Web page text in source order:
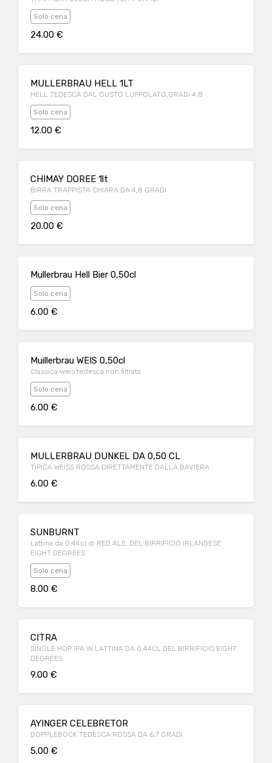
Solo cena
24.00 €
MULLERBRAU HELL 1LT
HELL TEDESCA DAL GUSTO LUPPOLATO,GRADI 4,8
Solo cena
12.00 €
CHIMAY DOREE 1lt
BIRRA TRAPPISTA CHIARA DA 4,8 GRADI
Solo cena
20.00 €
Mullerbrau Hell Bier 0,50cl
Solo cena
6.00 €
Muillerbrau WEIS 0,50cl
Classica weis tedesca non filtrata
Solo cena
6.00 €
MULLERBRAU DUNKEL DA 0,50 CL
TIPICA WEISS ROSSA DIRETTAMENTE DALLA BAVIERA
6.00 €
SUNBURNT
Lattina da 0,44cl di RED ALE, DEL BIRRIFICIO IRLANDESE
EIGHT DEGREES
Solo cena
8.00 €
CITRA
SINGLE HOP IPA IN LATTINA DA 0,44CL DEL BIRRIFICIO EIGHT
DEGREES
9.00 €
AYINGER CELEBRETOR
DOPPLEBOCK TEDESCA ROSSA DA 6,7 GRADI
5.00 €